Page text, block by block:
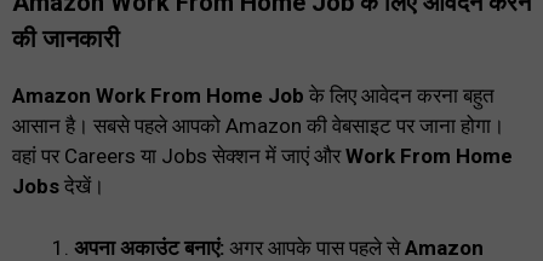
की जानकारी
Amazon Work From Home Job के लिए आवेदन करना बहुत
आसान है। सबसे पहले आपको Amazon की वेबसाइट पर जाना होगा।
वहां पर Careers या Jobs सेक्शन में जाएं औरWork From Home
Jobs देखें।
अपना अकाउंट बनाएं: अगर आपके पास पहले सेAmazon